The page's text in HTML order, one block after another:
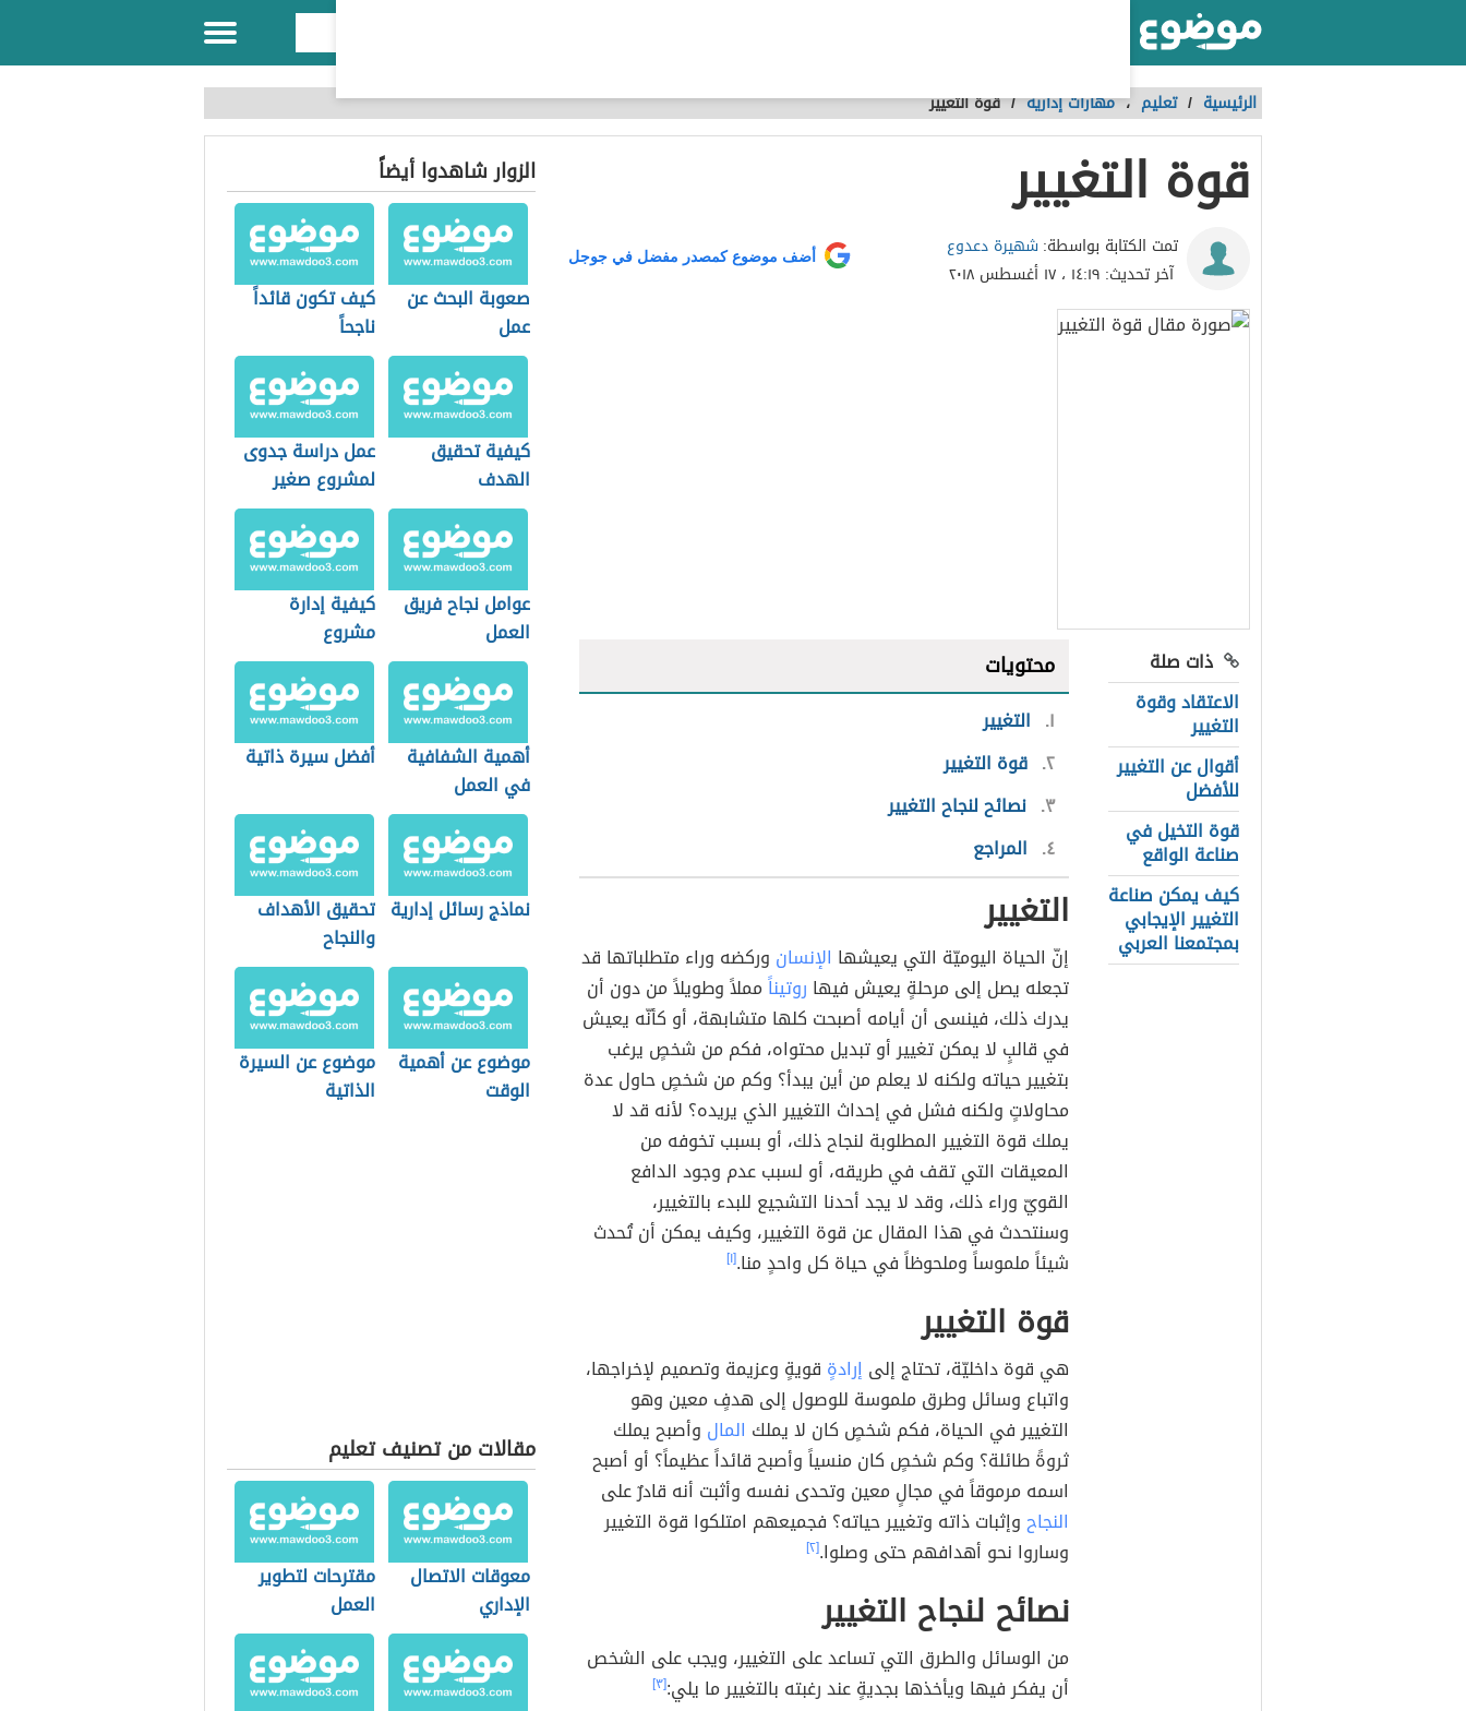
الرئيسية / تعليم ،مهارات إدارية /قوة التغيير
قوة التغيير
تمت الكتابة بواسطة:شهيرة دعدوع
آخر تحديث: ١٤:١٩ ، ١٧ أغسطس ٢٠١٨
أضف موضوع كمصدر مفضل في جوجل
ذات صلة
الاعتقاد وقوة
التغيير
أقوال عن التغيير
للأفضل
قوة التخيل في
صناعة الواقع
كيف يمكن صناعة
التغيير الإيجابي
بمجتمعنا العربي
محتويات
١ التغيير
٢ قوة التغيير
٣ نصائح لنجاح التغيير
٤ المراجع
التغيير
إنّ الحياة اليوميّة التي يعيشها الإنسان وركضه وراء متطلباتها قد
تجعله يصل إلى مرحلةٍ يعيش فيها روتيناًمملاً وطويلاً من دون أن
يدرك ذلك، فينسى أن أيامه أصبحت كلها متشابهة، أو كأنّه يعيش
في قالبٍ لا يمكن تغيير أو تبديل محتواه، فكم من شخصٍ يرغب
بتغيير حياته ولكنه لا يعلم من أين يبدأ؟ وكم من شخصٍ حاول عدة
محاولاتٍ ولكنه فشل في إحداث التغيير الذي يريده؟ لأنه قد لا
يملك قوة التغيير المطلوبة لنجاح ذلك، أو بسبب تخوفه من
المعيقات التي تقف في طريقه، أو لسبب عدم وجود الدافع
القويّ وراء ذلك، وقد لا يجد أحدنا التشجيع للبدء بالتغيير،
وسنتحدث في هذا المقال عن قوة التغيير، وكيف يمكن أن تُحدث
شيئاً ملموساً وملحوظاً في حياة كل واحدٍ منا.[١]
قوة التغيير
هي قوة داخليّة، تحتاج إلى إرادةٍ قويةٍ وعزيمة وتصميم لإخراجها،
واتباع وسائل وطرق ملموسة للوصول إلى هدفٍ معين وهو
التغيير في الحياة، فكم شخصٍ كان لا يملك المال وأصبح يملك
ثروةً طائلة؟ وكم شخصٍ كان منسياً وأصبح قائداً عظيماً؟ أو أصبح
اسمه مرموقاً في مجالٍ معين وتحدى نفسه وأثبت أنه قادرٌ على
النجاحوإثبات ذاته وتغيير حياته؟ فجميعهم امتلكوا قوة التغيير
وساروا نحو أهدافهم حتى وصلوا.[٢]
نصائح لنجاح التغيير
من الوسائل والطرق التي تساعد على التغيير، ويجب على الشخص
أن يفكر فيها ويأخذها بجديةٍ عند رغبته بالتغيير ما يلي:[٣]
الزوار شاهدوا أيضاً
صعوبة البحث عن
عمل
كيف تكون قائداً
ناجحاً
كيفية تحقيق
الهدف
عمل دراسة جدوى
لمشروع صغير
عوامل نجاح فريق
العمل
كيفية إدارة
مشروع
أهمية الشفافية
في العمل
أفضل سيرة ذاتية
نماذج رسائل إدارية تحقيق الأهداف
والنجاح
موضوع عن أهمية
الوقت
موضوع عن السيرة
الذاتية
مقالات من تصنيف تعليم
معوقات الاتصال
الإداري
مقترحات لتطوير
العمل